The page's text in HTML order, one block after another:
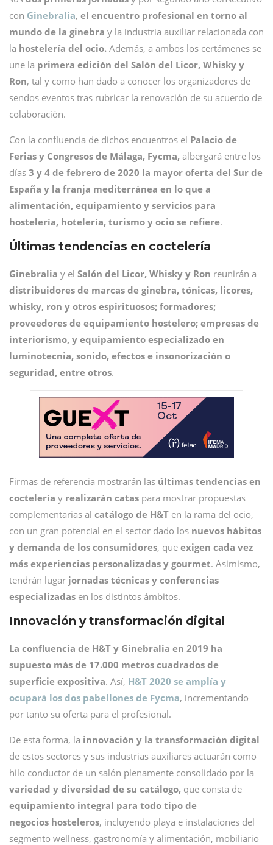
con Ginebralia, el encuentro profesional en torno al
mundo de la ginebra y la industria auxiliar relacionada con
la hostelería del ocio. Además, a ambos los certámenes se
une la primera edición del Salón del Licor, Whisky y
Ron, tal y como han dado a conocer los organizadores de
sendos eventos tras rubricar la renovación de su acuerdo de
colaboración.
Con la confluencia de dichos encuentros el Palacio de
Ferias y Congresos de Málaga, Fycma, albergará entre los
días 3 y 4 de febrero de 2020 la mayor oferta del Sur de
España y la franja mediterránea en lo que a
alimentación, equipamiento y servicios para
hostelería, hotelería, turismo y ocio se refiere.
Últimas tendencias en coctelería
Ginebralia y el Salón del Licor, Whisky y Ron reunirán a
distribuidores de marcas de ginebra, tónicas, licores,
whisky, ron y otros espirituosos; formadores;
proveedores de equipamiento hostelero; empresas de
interiorismo, y equipamiento especializado en
luminotecnia, sonido, efectos e insonorización o
seguridad, entre otros.
Firmas de referencia mostrarán las últimas tendencias en
coctelería y realizarán catas para mostrar propuestas
complementarias al catálogo de H&T en la rama del ocio,
con un gran potencial en el sector dado los nuevos hábitos
y demanda de los consumidores, que exigen cada vez
más experiencias personalizadas y gourmet. Asimismo,
tendrán lugar jornadas técnicas y conferencias
especializadas en los distintos ámbitos.
Innovación y transformación digital
La confluencia de H&T y Ginebralia en 2019 ha
supuesto más de 17.000 metros cuadrados de
superficie expositiva. Así, H&T 2020 se amplía y
ocupará los dos pabellones de Fycma, incrementando
por tanto su oferta para el profesional.
De esta forma, la innovación y la transformación digital
de estos sectores y sus industrias auxiliares actuarán como
hilo conductor de un salón plenamente consolidado por la
variedad y diversidad de su catálogo, que consta de
equipamiento integral para todo tipo de
negocios hosteleros, incluyendo playa e instalaciones del
segmento wellness, gastronomía y alimentación, mobiliario